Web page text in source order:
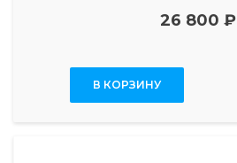
26 800 ₽
В КОРЗИНУ